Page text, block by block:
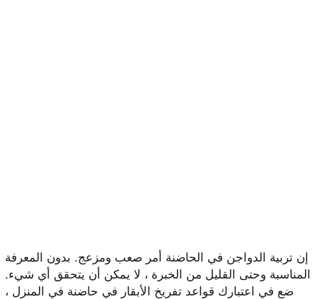
إن تربية الدواجن في الحاضنة أمر صعب ومزعج. بدون المعرفة
المناسبة وحتى القليل من الخبرة ، لا يمكن أن يتحقق أي شيء.
ضع في اعتبارك قواعد تفريخ الأبقار في حاضنة في المنزل ،